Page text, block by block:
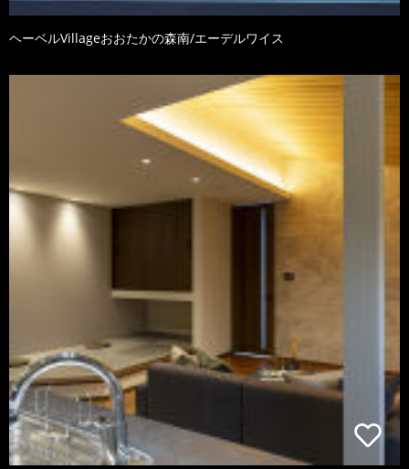
ヘーベルVillageおおたかの森南/エーデルワイス